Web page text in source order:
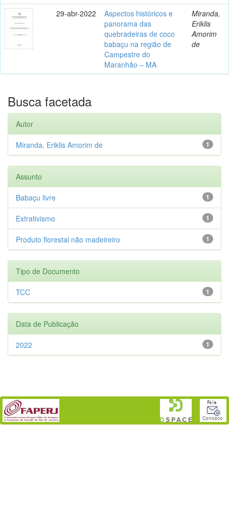
29-abr-2022
Aspectos históricos e
panorama das
quebradeiras de coco
babaçu na região de
Campestre do
Maranhão – MA
Miranda,
Eriklis
Amorim
de
Busca facetada
Autor
1
Miranda, Eriklis Amorim de
Assunto
1
Babaçu livre
1
Extrativismo
1
Produto florestal não madeireiro
Tipo de Documento
1
TCC
Data de Publicação
1
2022